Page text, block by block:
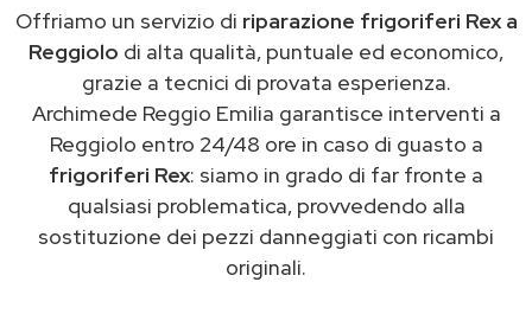
Offriamo un servizio di riparazione frigoriferi Rex a
Reggiolo di alta qualità, puntuale ed economico,
grazie a tecnici di provata esperienza.
Archimede Reggio Emilia garantisce interventi a
Reggiolo entro 24/48 ore in caso di guasto a
frigoriferi Rex: siamo in grado di far fronte a
qualsiasi problematica, provvedendo alla
sostituzione dei pezzi danneggiati con ricambi
originali.